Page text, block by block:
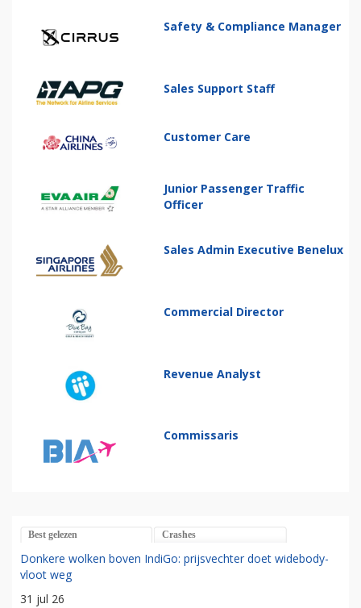
Safety & Compliance Manager
Sales Support Staff
Customer Care
Junior Passenger Traffic
Officer
Sales Admin Executive Benelux
Commercial Director
Revenue Analyst
Commissaris
Best gelezen Crashes
Donkere wolken boven IndiGo: prijsvechter doet widebody-
vloot weg
31 jul 26